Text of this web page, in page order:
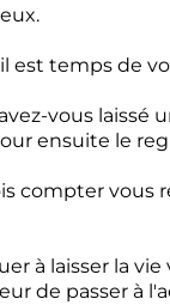
est temps de
vous laissé
ensuite le
compter vous
à laisser la vie
de passer à